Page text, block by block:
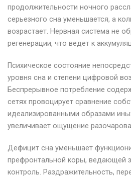
продолжительности ночного
серьезного сна уменьшается, а
возрастает. Нервная система не
регенерации, что ведет к
Психическое состояние
уровня сна и степени цифровой
Беспрерывное потребление
сетях провоцирует сравнение
идеализированными образами
увеличивает ощущение
Дефицит сна уменьшает
префронтальной коры, ведающей
контроль. Раздражительность,